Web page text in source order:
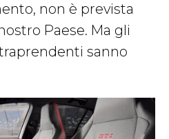
non è prevista
Paese. Ma gli
sanno